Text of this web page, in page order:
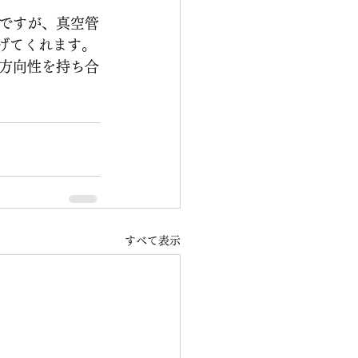
すが、真空管
くれます。
向性を持ち合
すべて表示